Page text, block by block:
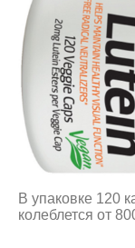
В упаковке 120
колеблется от